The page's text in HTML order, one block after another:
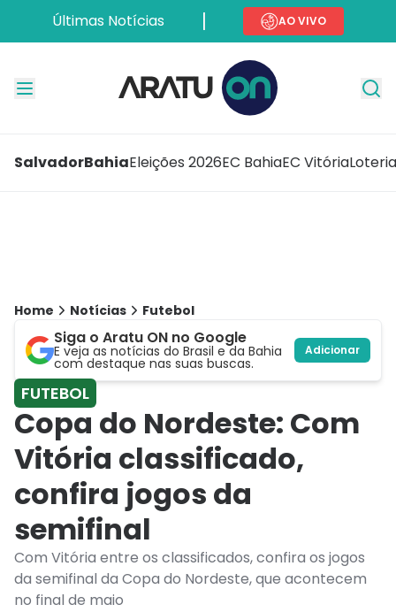
Últimas Notícias AO VIVO
SalvadorBahiaEleições 2026EC BahiaEC Vitória
Home Notícias Futebol
Siga o Aratu ON no Google
E veja as notícias do Brasil e da Bahia
com destaque nas suas buscas.
Adicionar
FUTEBOL
Copa do Nordeste: Com
Vitória classificado,
confira jogos da
semifinal
Com Vitória entre os classificados, confira os jogos
da semifinal da Copa do Nordeste, que acontecem
no final de maio